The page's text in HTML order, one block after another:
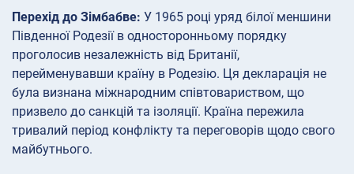
Перехід до Зімбабве: У 1965 році уряд білої меншини
Південної Родезії в односторонньому порядку
проголосив незалежність від Британії,
перейменувавши країну в Родезію. Ця декларація не
була визнана міжнародним співтовариством, що
призвело до санкцій та ізоляції. Країна пережила
тривалий період конфлікту та переговорів щодо свого
майбутнього.